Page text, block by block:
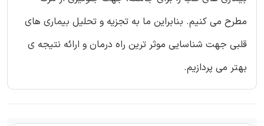
مطرح می کنیم. بنابراین ما به تجزیه و تحلیل بیماری های
قلبی جهت شناسایی موثر ترین راه درمان و ارائه نتیجه ی
بهتر می پردازیم.